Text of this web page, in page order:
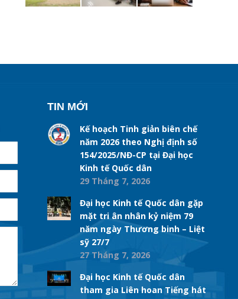
TIN MỚI
Kế hoạch Tinh giản biên chế
năm 2026 theo Nghị định số
154/2025/NĐ-CP tại Đại học
Kinh tế Quốc dân
29 Tháng 7, 2026
Đại học Kinh tế Quốc dân gặp
mặt tri ân nhân kỷ niệm 79
năm ngày Thương binh – Liệt
sỹ 27/7
27 Tháng 7, 2026
Đại học Kinh tế Quốc dân
tham gia Liên hoan Tiếng hát